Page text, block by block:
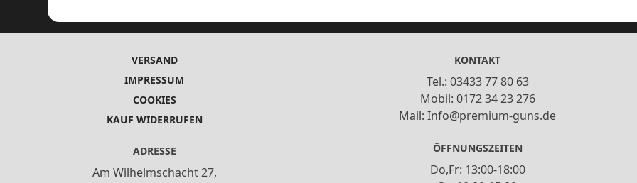
VERSAND
IMPRESSUM
COOKIES
KAUF WIDERRUFEN
ADRESSE
Am Wilhelmschacht 27,
KONTAKT
Tel.: 03433 77 80 63
Mobil: 0172 34 23 276
Mail: Info@premium-guns.de
ÖFFNUNGSZEITEN
Do,Fr: 13:00-18:00